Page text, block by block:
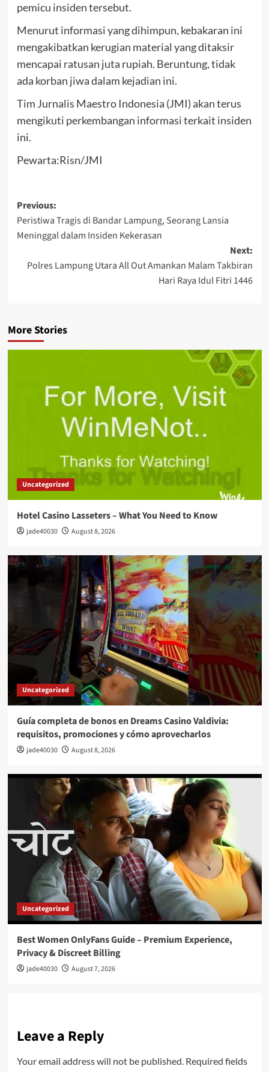
pemicu insiden tersebut.
Menurut informasi yang dihimpun, kebakaran ini
mengakibatkan kerugian material yang ditaksir
mencapai ratusan juta rupiah. Beruntung, tidak
ada korban jiwa dalam kejadian ini.
Tim Jurnalis Maestro Indonesia (JMI) akan terus
mengikuti perkembangan informasi terkait insiden
ini.
Pewarta:Risn/JMI
Post
navigation
Previous:
Peristiwa Tragis di Bandar Lampung, Seorang Lansia
Meninggal dalam Insiden Kekerasan
Next:
Polres Lampung Utara All Out Amankan Malam Takbiran
Hari Raya Idul Fitri 1446
More Stories
Uncategorized
Hotel Casino Lasseters – What You Need to Know
jade40030 August 8, 2026
Uncategorized
Guía completa de bonos en Dreams Casino Valdivia:
requisitos, promociones y cómo aprovecharlos​
jade40030 August 8, 2026
Uncategorized
Best Women OnlyFans Guide – Premium Experience,
Privacy & Discreet Billing
jade40030 August 7, 2026
Leave a Reply
Your email address will not be published. Required fields